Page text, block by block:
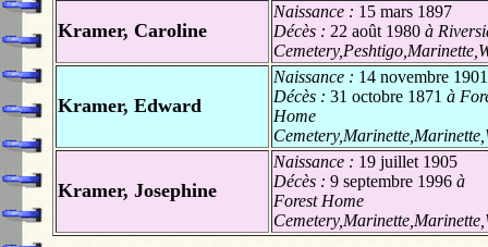
Kramer, Caroline
Naissance : 15 mars 1897
Décès : 22 août 1980 à
Kramer, Edward
Naissance : 14 novembre 1901
Décès : 31 octobre 1871 à
Home
Kramer, Josephine
Naissance : 19 juillet 1905
Décès : 9 septembre 1996 à
Forest Home